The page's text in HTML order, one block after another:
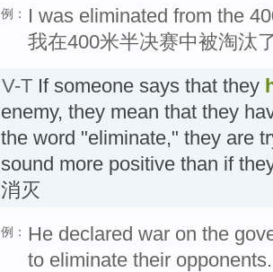
例：
I was eliminated from the
我在400米半决赛中被淘汰
V-T If someone says that they
enemy, they mean that they
the word "eliminate," they are
sound more positive than if
消灭
例： He declared war on the
to eliminate their opponents.